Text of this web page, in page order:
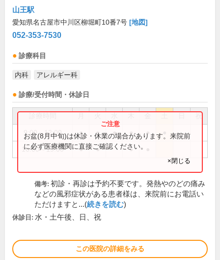
山王駅
愛知県名古屋市中川区柳堀町10番7号 [地図]
052-353-7530
診療科目
内科 アレルギー科
診療/受付時間・休診日
祝
9:00～12:00 ● ● ● ● ●
16:00～19:00 ● ● ●
お盆(8月中旬)は休診・休業の場合があります。来院前
に必ず医療機関に直接ご確認ください。
×閉じる
備考: 初診・再診は予約不要です。発熱やのどの痛み
などの風邪症状がある患者様は、来院前にお電話い
ただけますと...(続きを読む)
休診日: 水・土午後、日、祝
この医院の詳細をみる